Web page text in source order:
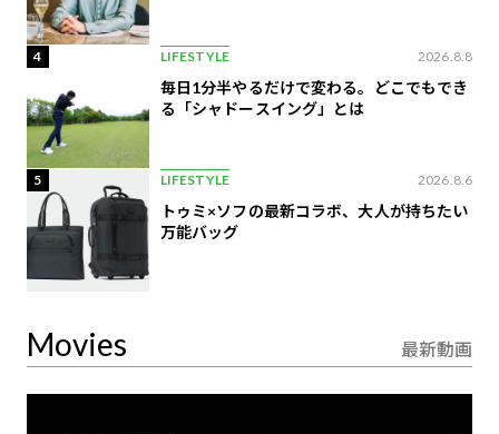
4 LIFESTYLE 2026.8.8
毎日1分半やるだけで変わる。どこでもでき
る「シャドースイング」とは
5 LIFESTYLE 2026.8.6
トゥミ×ソフの最新コラボ、大人が持ちたい
万能バッグ
Movies 最新動画